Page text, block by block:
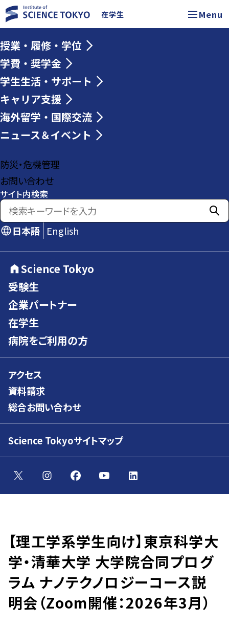
在学生 Menu
授業・履修・学位
学費・奨学金
学生生活・サポート
キャリア支援
海外留学・国際交流
ニュース＆イベント
防災・危機管理
お問い合わせ
サイト内検索
日本語 English
Science Tokyo
受験生
企業パートナー
在学生
病院をご利用の方
アクセス
資料請求
総合お問い合わせ
Science Tokyoサイトマップ
【理工学系学生向け】東京科学大
学・清華大学 大学院合同プログ
ラム ナノテクノロジーコース説
明会（Zoom開催：2026年3月）